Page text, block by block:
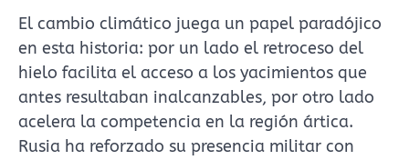
El cambio climático juega un papel paradójico
en esta historia: por un lado el retroceso del
hielo facilita el acceso a los yacimientos que
antes resultaban inalcanzables, por otro lado
acelera la competencia en la región ártica.
Rusia ha reforzado su presencia militar con